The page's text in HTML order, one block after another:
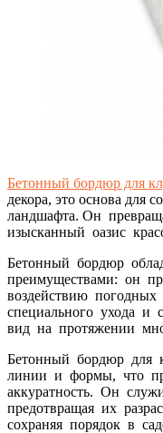
Бетонный бордюр для
декора, это основа для
ландшафта. Он
изысканный оазис
Бетонный бордюр
преимуществами: он
воздействию
специального ухода и
вид на протяжении
Бетонный бордюр для
линии и формы, что
аккуратность. Он
предотвращая их
сохраняя порядок в